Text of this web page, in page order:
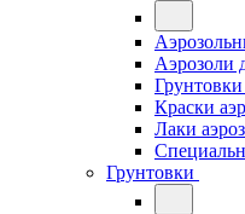
Аэрозоли
Краски
Лаки
Грунтовки